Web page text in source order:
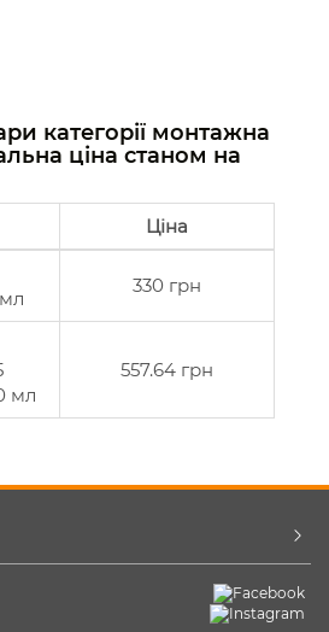
категорії монтажна
ціна станом на
Ціна
330 грн
мл
557.64 грн